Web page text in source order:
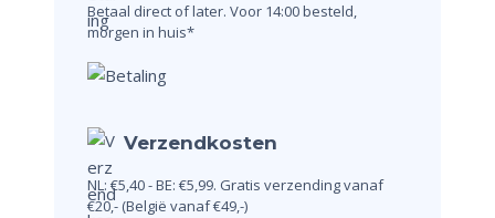
Betaal direct of later. Voor 14:00 besteld,
morgen in huis*
Verzendkosten
NL: €5,40 - BE: €5,99. Gratis verzending vanaf
€20,- (België vanaf €49,-)